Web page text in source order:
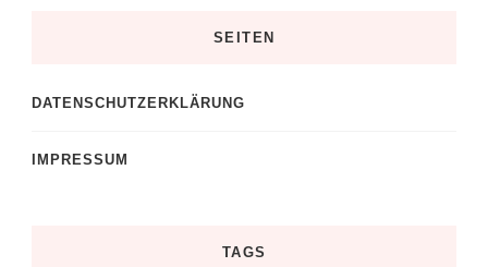
SEITEN
DATENSCHUTZERKLÄRUNG
IMPRESSUM
TAGS